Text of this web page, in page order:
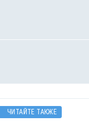
ЧИТАЙТЕ ТАКЖЕ